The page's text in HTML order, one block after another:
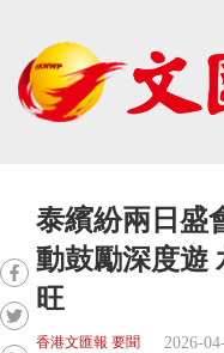
泰繽紛兩日盛
動鼓勵深度遊
旺
香港文匯報 要聞 2026-